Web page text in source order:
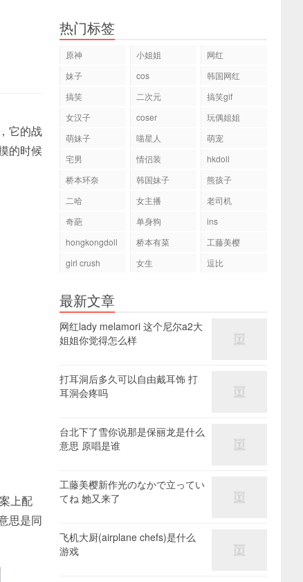
它的战
的时候
上配
思是同
热门标签
原神 小姐姐
网红
妹子
cos
韩国网红
搞笑
二次元
搞笑gif
女汉子
coser
玩偶姐姐
萌妹子
喵星人
萌宠
宅男
情侣装
hkdoll
桥本环奈
韩国妹子
熊孩子
二哈
女主播
老司机
奇葩
单身狗
ins
hongkongdoll
桥本有菜
工藤美樱
girl crush
女生 逗比
最新文章
网红lady melamori 这个尼尔a2大
姐姐你觉得怎么样
打耳洞后多久可以自由戴耳饰 打
耳洞会疼吗
台北下了雪你说那是保丽龙是什么
意思 原唱是谁
工藤美樱新作光のなかで立ってい
てね 她又来了
飞机大厨(airplane chefs)是什么
游戏